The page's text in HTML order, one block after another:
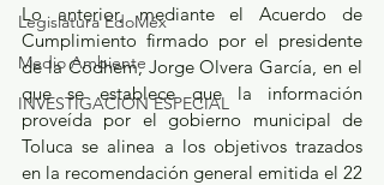
Legislatura EdoMéx
Medio Ambiente
INVESTIGACIÓN ESPECIAL
Lo anterior, mediante el Acuerdo de
Cumplimiento firmado por el presidente
de la Codhem, Jorge Olvera García, en el
que se establece que la información
proveída por el gobierno municipal de
Toluca se alinea a los objetivos trazados
en la recomendación general emitida el 22